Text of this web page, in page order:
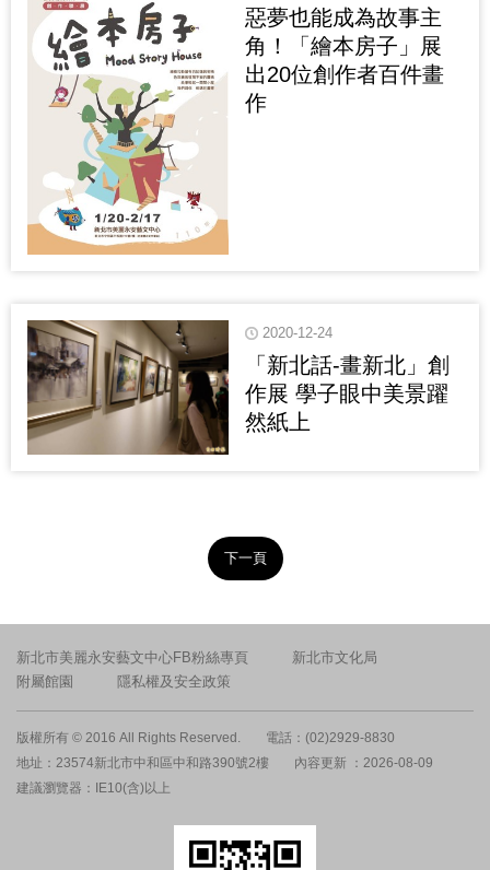
惡夢也能成為故事主
角！「繪本房子」展
出20位創作者百件畫
作
2020-12-24
「新北話-畫新北」創
作展 學子眼中美景躍
然紙上
下一頁
新北市美麗永安藝文中心FB粉絲專頁
新北市文化局
附屬館園
隱私權及安全政策
版權所有 © 2016 All Rights Reserved.
電話：(02)2929-8830
地址：23574新北市中和區中和路390號2樓
內容更新 ：2026-08-09
建議瀏覽器：IE10(含)以上